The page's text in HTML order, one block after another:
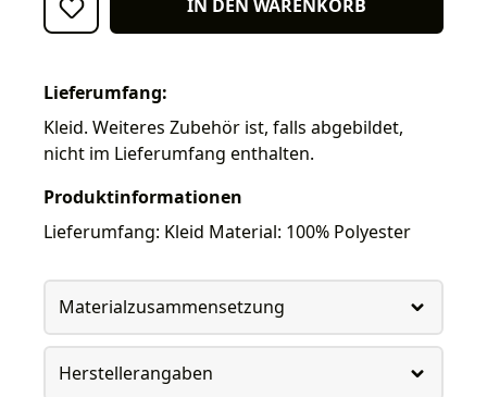
IN DEN WARENKORB
Lieferumfang:
Kleid. Weiteres Zubehör ist, falls abgebildet,
nicht im Lieferumfang enthalten.
Produktinformationen
Lieferumfang: Kleid Material: 100% Polyester
Materialzusammensetzung
Herstellerangaben